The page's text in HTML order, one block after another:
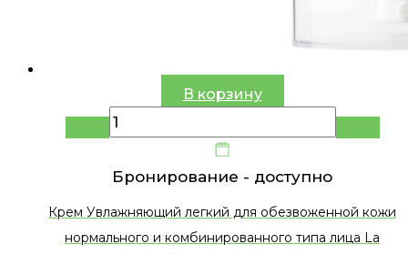
В корзину
Бронирование - доступно
Крем Увлажняющий легкий для обезвоженной кожи
нормального и комбинированного типа лица La